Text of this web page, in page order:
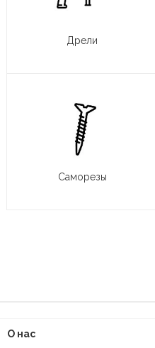
Дрели
Саморезы
О нас